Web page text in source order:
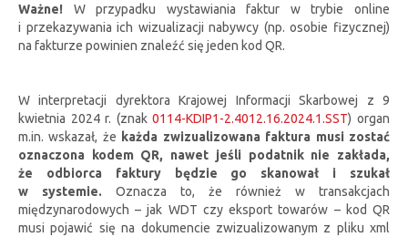
Ważne! W przypadku wystawiania faktur w trybie online
i przekazywania ich wizualizacji nabywcy (np. osobie fizycznej)
na fakturze powinien znaleźć się jeden kod QR.
W interpretacji dyrektora Krajowej Informacji Skarbowej z 9
kwietnia 2024 r. (znak0114-KDIP1-2.4012.16.2024.1.SST) organ
m.in. wskazał, że każda zwizualizowana faktura musi zostać
oznaczona kodem QR, nawet jeśli podatnik nie zakłada,
że odbiorca faktury będzie go skanował i szukał
w systemie. Oznacza to, że również w transakcjach
międzynarodowych – jak WDT czy eksport towarów – kod QR
musi pojawić się na dokumencie zwizualizowanym z pliku xml